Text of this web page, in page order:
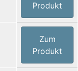
Produkt
Zum
Produkt